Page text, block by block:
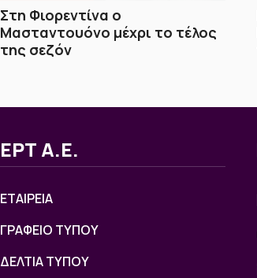
Στη Φιορεντίνα ο
Μασταντουόνο μέχρι το τέλος
της σεζόν
ΕΡΤ Α.Ε.
ΕΤΑΙΡΕΙΑ
ΓΡΑΦΕΙΟ ΤΥΠΟΥ
ΔΕΛΤΙΑ ΤΥΠΟΥ